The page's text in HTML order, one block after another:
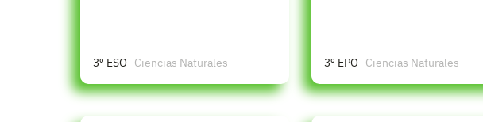
3º ESO Ciencias Naturales 3º EPO Ciencias Naturales